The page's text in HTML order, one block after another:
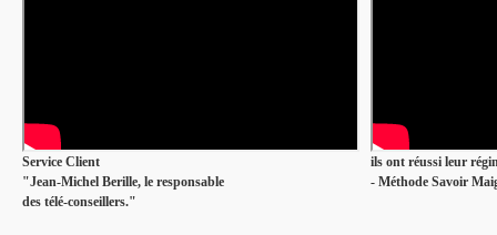
Service Client
"Jean-Michel Berille, le responsable
des télé-conseillers."
ils ont réussi leur
- Méthode Savoir